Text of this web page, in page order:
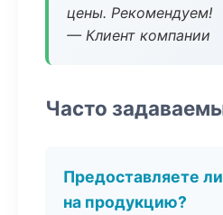
цены. Рекомендуем!
— Клиент компании
Часто
Предоставляете
на продукцию?